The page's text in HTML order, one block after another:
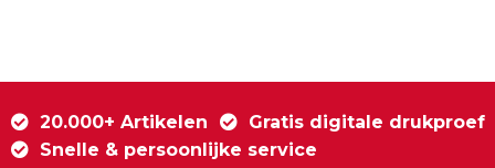
20.000+ Artikelen
Gratis digitale drukproef
Snelle & persoonlijke service